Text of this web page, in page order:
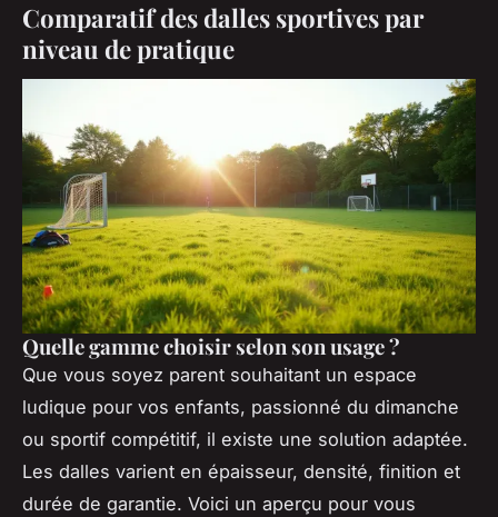
Comparatif des dalles sportives par
niveau de pratique
Quelle gamme choisir selon son usage ?
Que vous soyez parent souhaitant un espace
ludique pour vos enfants, passionné du dimanche
ou sportif compétitif, il existe une solution adaptée.
Les dalles varient en épaisseur, densité, finition et
durée de garantie. Voici un aperçu pour vous